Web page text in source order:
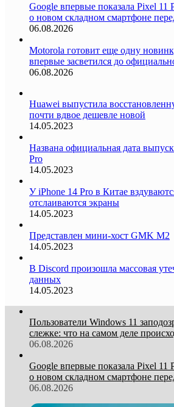
Google впервые показала Pixel 11
о новом складном смартфоне
06.08.2026
Motorola готовит еще одну
впервые засветился до
06.08.2026
Huawei выпустила
почти вдвое дешевле новой
14.05.2023
Названа официальная дата
Pro
14.05.2023
У iPhone 14 Pro в Китае
отслаиваются экраны
14.05.2023
Представлен мини-хост GMK M2
14.05.2023
В Discord произошла массовая
данных
14.05.2023
Пользователи Windows 11
слежке: что на самом деле
06.08.2026
Google впервые показала Pixel 11
о новом складном смартфоне
06.08.2026